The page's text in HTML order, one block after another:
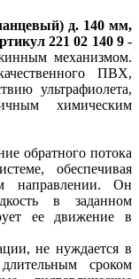
д. 140 мм,
221 02 140 9-
механизмом.
ПВХ,
ультрафиолета,
химическим
обратного потока
обеспечивая
направлении. Он
в заданном
ее движение в
не нуждается в
сроком